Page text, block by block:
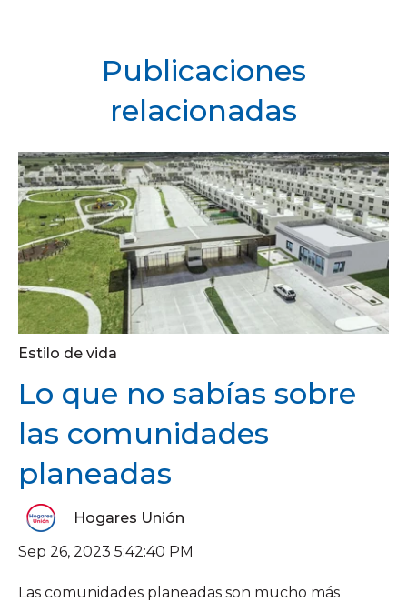
Publicaciones
relacionadas
Estilo de vida
Lo que no sabías sobre
las comunidades
planeadas
Hogares Unión
Sep 26, 2023 5:42:40 PM
Las comunidades planeadas son mucho más